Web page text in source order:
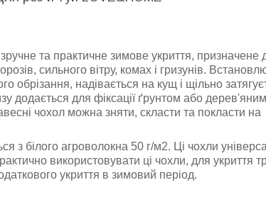
та практичне зимове укриття, призначене
сильного вітру, комах і гризунів.
обрізання, надівається на кущ і щільно
додається для фіксації ґрунтом або
чохол можна зняти, скласти та покласти на
з білого агроволокна 50 г/м2. Ці чохли
використовувати ці чохли, для укриття
укриття в зимовий період.